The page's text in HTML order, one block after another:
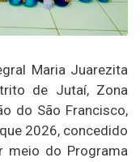
Maria Juarezita
de Jutaí, Zona
do São Francisco,
2026, concedido
meio do Programa